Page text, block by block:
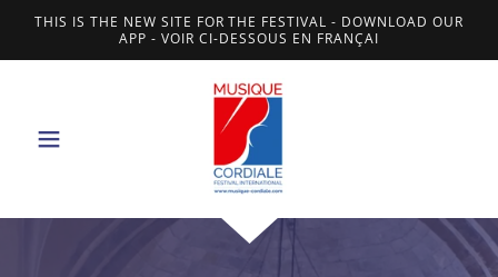
THIS IS THE NEW SITE FOR THE FESTIVAL - DOWNLOAD OUR
APP - VOIR CI-DESSOUS EN FRANÇAI